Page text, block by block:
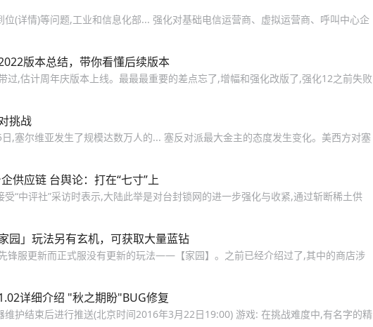
位(详情)等问题,工业和信息化部... 强化对基础电信运营商、虚拟运营商、呼叫中心企
版本总结，带你看懂后续版本
过,估计周年庆版本上线。最最最重要的差点忘了,增幅和强化改版了,强化12之前失败
挑战
,塞尔维亚发生了规模达数万人的... 塞反对派最大金主的态度发生变化。美西方对塞
供应链 台舆论：打在“七寸”上
“中评社”采访时表示,大陆此举是对台封锁网的进一步强化与收紧,通过斩断稀土供
园」玩法另有玄机，可获取大量蓝钻
锋服更新而正式服没有更新的玩法——【家园】。之前已经介绍过了,其中的商店涉
详细介绍 "秋之期盼"BUG修复
维护结束后进行推送(北京时间2016年3月22日19:00) 游戏: 在挑战难度中,有名字的精